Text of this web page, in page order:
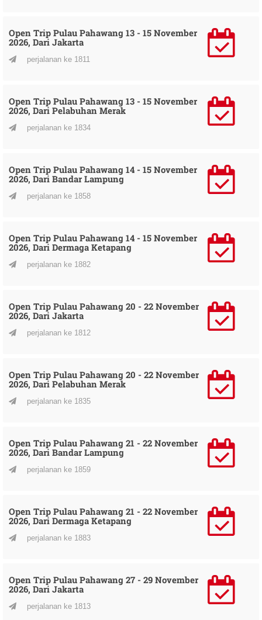
Open Trip Pulau Pahawang 13 - 15 November
2026, Dari Jakarta
perjalanan ke 1811
Open Trip Pulau Pahawang 13 - 15 November
2026, Dari Pelabuhan Merak
perjalanan ke 1834
Open Trip Pulau Pahawang 14 - 15 November
2026, Dari Bandar Lampung
perjalanan ke 1858
Open Trip Pulau Pahawang 14 - 15 November
2026, Dari Dermaga Ketapang
perjalanan ke 1882
Open Trip Pulau Pahawang 20 - 22 November
2026, Dari Jakarta
perjalanan ke 1812
Open Trip Pulau Pahawang 20 - 22 November
2026, Dari Pelabuhan Merak
perjalanan ke 1835
Open Trip Pulau Pahawang 21 - 22 November
2026, Dari Bandar Lampung
perjalanan ke 1859
Open Trip Pulau Pahawang 21 - 22 November
2026, Dari Dermaga Ketapang
perjalanan ke 1883
Open Trip Pulau Pahawang 27 - 29 November
2026, Dari Jakarta
perjalanan ke 1813